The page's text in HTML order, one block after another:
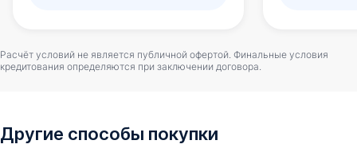
Расчёт условий не является публичной офертой. Финальные условия
кредитования определяются при заключении договора.
Другие способы покупки